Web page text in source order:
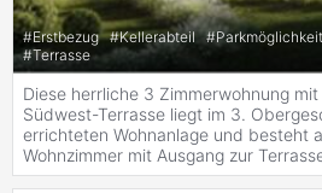
#Erstbezug #Kellerabteil #Parkmöglichkeit
#Terrasse
Diese herrliche 3 Zimmerwohnung
Südwest-Terrasse liegt im 3.
errichteten Wohnanlage und besteht
Wohnzimmer mit Ausgang zur